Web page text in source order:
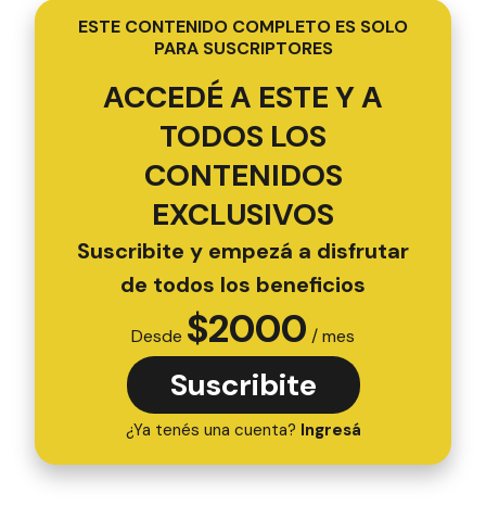
ESTE CONTENIDO COMPLETO ES SOLO
PARA SUSCRIPTORES
ACCEDÉ A ESTE Y A
TODOS LOS
CONTENIDOS
EXCLUSIVOS
Suscribite y empezá a disfrutar
de todos los beneficios
Desde $2000 / mes
Suscribite
¿Ya tenés una cuenta? Ingresá